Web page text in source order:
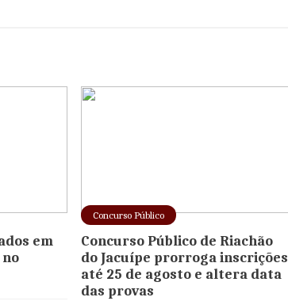
em
Concurso Público
Concurso Público de Riachão
do Jacuípe prorroga inscrições
até 25 de agosto e altera data
das provas